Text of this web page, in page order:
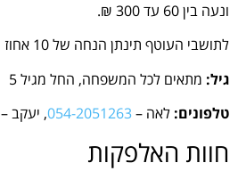
ונעה בין 60 עד 300 ₪.
לתושבי העוטף תינתן הנחה של 10 אחוז
גיל: מתאים לכל המשפחה, החל מגיל 5
טלפונים: לאה –054-2051263, יעקב – 054-2051262
חוות האלפקות